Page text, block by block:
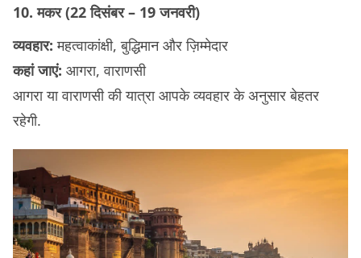
10. मकर (22 दिसंबर – 19 जनवरी)
व्यवहार:महत्वाकांक्षी, बुद्धिमान और ज़िम्मेदार
कहां जाएं: आगरा, वाराणसी
आगरा या वाराणसी की यात्रा आपके व्यवहार के अनुसार बेहतर
रहेगी.